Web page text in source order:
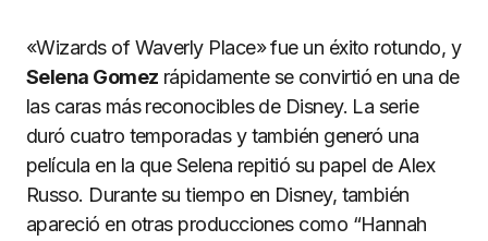
«Wizards of Waverly Place» fue un éxito rotundo, y
Selena Gomez rápidamente se convirtió en una de
las caras más reconocibles de Disney. La serie
duró cuatro temporadas y también generó una
película en la que Selena repitió su papel de Alex
Russo. Durante su tiempo en Disney, también
apareció en otras producciones como “Hannah